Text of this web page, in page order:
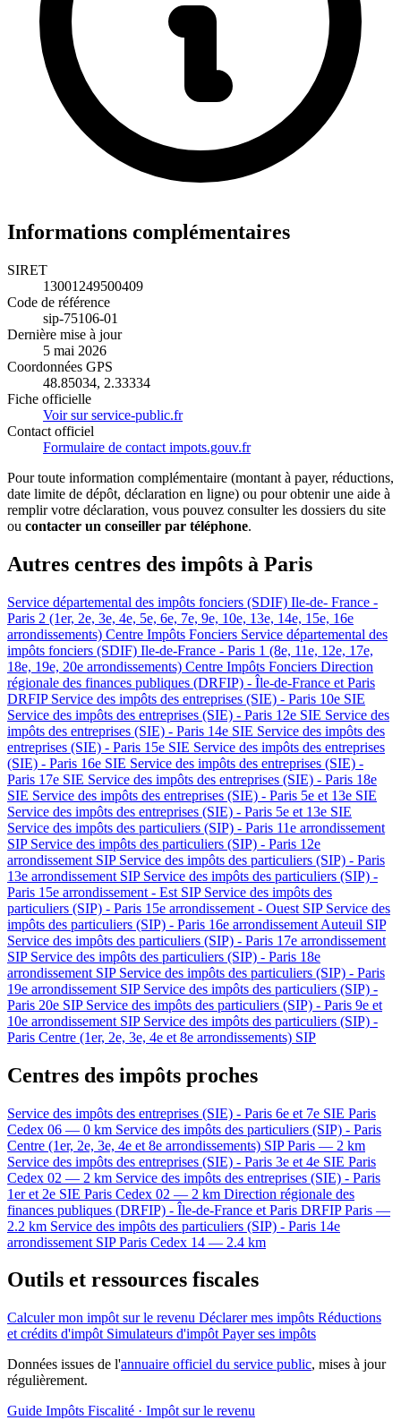
Informations complémentaires
SIRET
13001249500409
Code de référence
sip-75106-01
Dernière mise à jour
5 mai 2026
Coordonnées GPS
48.85034, 2.33334
Fiche officielle
Voir sur service-public.fr
Contact officiel
Formulaire de contact impots.gouv.fr
Pour toute information complémentaire (montant à payer, réductions,
date limite de dépôt, déclaration en ligne) ou pour obtenir une aide à
remplir votre déclaration, vous pouvez consulter les dossiers du site
ou contacter un conseiller par téléphone.
Autres centres des impôts à Paris
Service départemental des impôts fonciers (SDIF) Ile-de- France -
Paris 2 (1er, 2e, 3e, 4e, 5e, 6e, 7e, 9e, 10e, 13e, 14e, 15e, 16e
arrondissements) Centre Impôts Fonciers Service départemental des
impôts fonciers (SDIF) Ile-de-France - Paris 1 (8e, 11e, 12e, 17e,
18e, 19e, 20e arrondissements) Centre Impôts Fonciers Direction
régionale des finances publiques (DRFIP) - Île-de-France et Paris
DRFIP Service des impôts des entreprises (SIE) - Paris 10e SIE
Service des impôts des entreprises (SIE) - Paris 12e SIE Service des
impôts des entreprises (SIE) - Paris 14e SIE Service des impôts des
entreprises (SIE) - Paris 15e SIE Service des impôts des entreprises
(SIE) - Paris 16e SIE Service des impôts des entreprises (SIE) -
Paris 17e SIE Service des impôts des entreprises (SIE) - Paris 18e
SIE Service des impôts des entreprises (SIE) - Paris 5e et 13e SIE
Service des impôts des entreprises (SIE) - Paris 5e et 13e SIE
Service des impôts des particuliers (SIP) - Paris 11e arrondissement
SIP Service des impôts des particuliers (SIP) - Paris 12e
arrondissement SIP Service des impôts des particuliers (SIP) - Paris
13e arrondissement SIP Service des impôts des particuliers (SIP) -
Paris 15e arrondissement - Est SIP Service des impôts des
particuliers (SIP) - Paris 15e arrondissement - Ouest SIP Service des
impôts des particuliers (SIP) - Paris 16e arrondissement Auteuil SIP
Service des impôts des particuliers (SIP) - Paris 17e arrondissement
SIP Service des impôts des particuliers (SIP) - Paris 18e
arrondissement SIP Service des impôts des particuliers (SIP) - Paris
19e arrondissement SIP Service des impôts des particuliers (SIP) -
Paris 20e SIP Service des impôts des particuliers (SIP) - Paris 9e et
10e arrondissement SIP Service des impôts des particuliers (SIP) -
Paris Centre (1er, 2e, 3e, 4e et 8e arrondissements) SIP
Centres des impôts proches
Service des impôts des entreprises (SIE) - Paris 6e et 7e SIE Paris
Cedex 06 — 0 km Service des impôts des particuliers (SIP) - Paris
Centre (1er, 2e, 3e, 4e et 8e arrondissements) SIP Paris — 2 km
Service des impôts des entreprises (SIE) - Paris 3e et 4e SIE Paris
Cedex 02 — 2 km Service des impôts des entreprises (SIE) - Paris
1er et 2e SIE Paris Cedex 02 — 2 km Direction régionale des
finances publiques (DRFIP) - Île-de-France et Paris DRFIP Paris —
2.2 km Service des impôts des particuliers (SIP) - Paris 14e
arrondissement SIP Paris Cedex 14 — 2.4 km
Outils et ressources fiscales
Calculer mon impôt sur le revenu Déclarer mes impôts Réductions
et crédits d'impôt Simulateurs d'impôt Payer ses impôts
Données issues de l'annuaire officiel du service public, mises à jour
régulièrement.
Guide Impôts Fiscalité · Impôt sur le revenu